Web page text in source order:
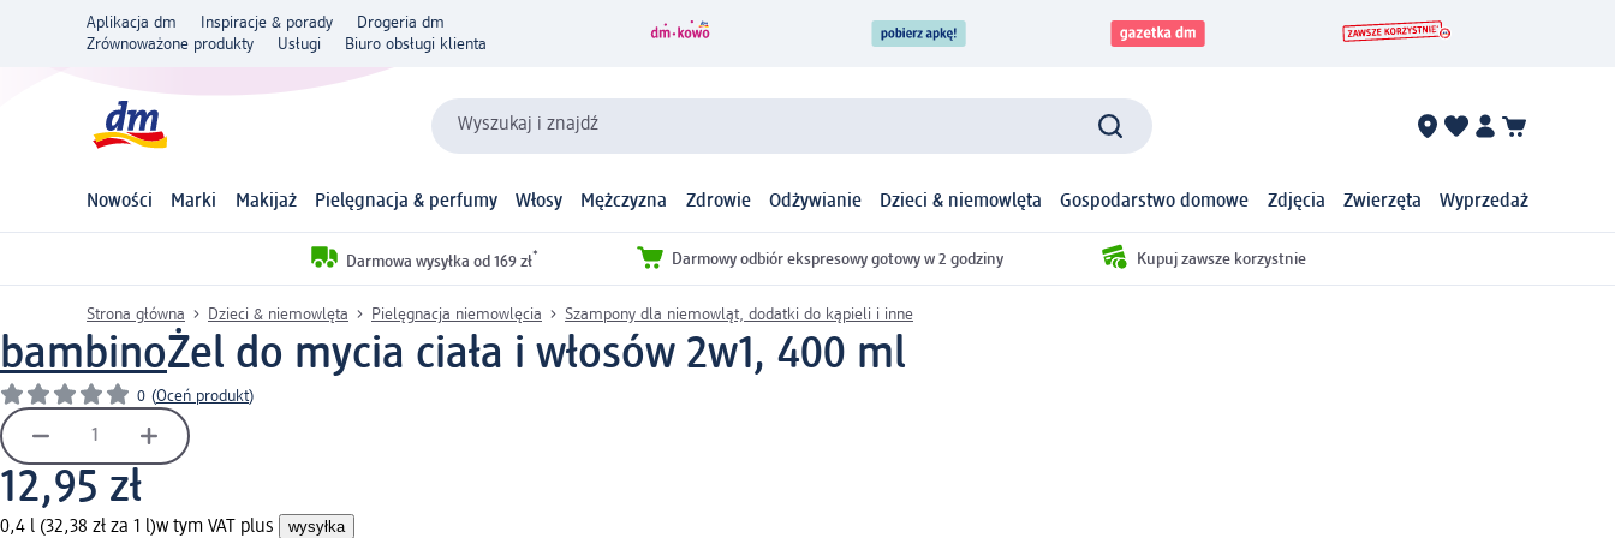
Aplikacja dm Inspiracje & porady
Drogeria dm
Zrównoważone produkty
Usługi Biuro obsługi klienta
Wyszukaj i znajdź
Nowości Marki Makijaż Pielęgnacja & perfumy Włosy Mężczyzna Zdrowie Odżywianie Dzieci & niemowlęta Gospodarstwo domowe Zdjęcia Zwierzęta Wyprzedaż
Darmowa wysyłka od 169 zł* Darmowy odbiór ekspresowy gotowy w 2 godziny Kupuj zawsze korzystnie
Strona główna Dzieci & niemowlęta Pielęgnacja niemowlęcia Szampony dla niemowląt, dodatki do kąpieli i inne
bambinoŻel do mycia ciała i włosów 2w1, 400 ml
0 (Oceń produkt)
12,95 zł
0,4 l (32,38 zł za 1 l)w tym VAT plus wysyłka